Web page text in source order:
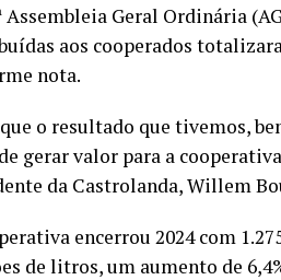
Assembleia Geral Ordinária
aos cooperados
nota.
o resultado que tivemos,
gerar valor para a
da Castrolanda, Willem
encerrou 2024 com
de litros, um aumento de